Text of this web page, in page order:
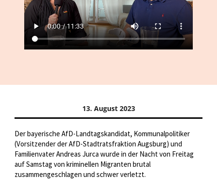
13. August 2023
Der bayerische AfD-Landtagskandidat, Kommunalpolitiker
(Vorsitzender der AfD-Stadtratsfraktion Augsburg) und
Familienvater Andreas Jurca wurde in der Nacht von Freitag
auf Samstag von kriminellen Migranten brutal
zusammengeschlagen und schwer verletzt.